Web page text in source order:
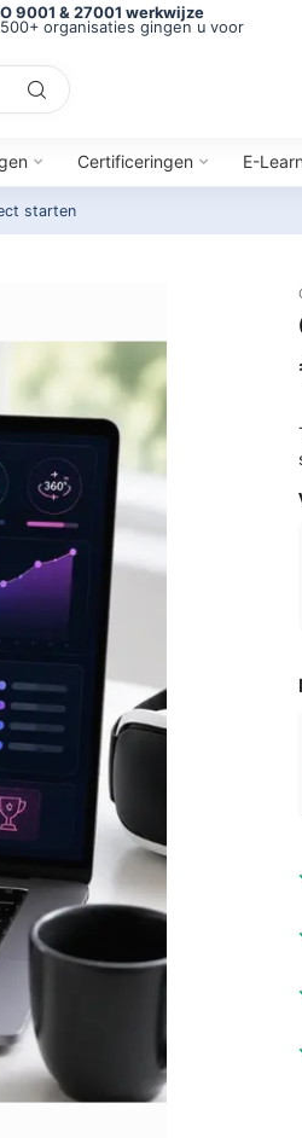
9001 & 27001 werkwijze
organisaties gingen u voor
Certificeringen E-
starten